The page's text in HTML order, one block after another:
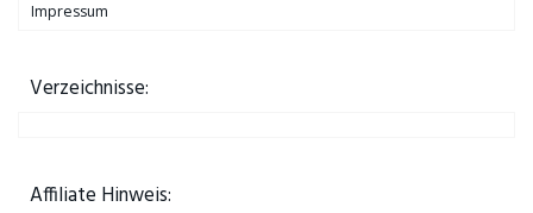
Impressum
Verzeichnisse:
Affiliate Hinweis: